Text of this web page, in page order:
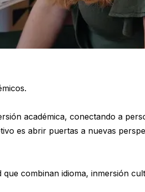
académica, conectando a
es abrir puertas a nuevas
combinan idioma, inmersión